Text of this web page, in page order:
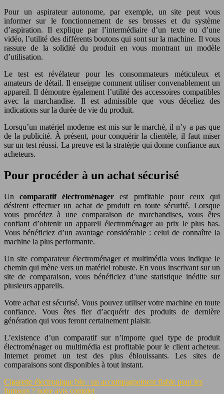
Pour un aspirateur autonome, par exemple, un site peut vous
informer sur le fonctionnement de ses brosses et du système
d’aspiration. Il explique par l’intermédiaire d’un texte ou d’une
vidéo, l’utilité des différents boutons qui sont sur la machine. Il vous
rassure de la solidité du produit en vous montrant un modèle
d’utilisation.
Le test est révélateur pour les consommateurs méticuleux et
amateurs de détail. Il enseigne comment utiliser convenablement un
appareil. Il démontre également l’utilité des accessoires compatibles
avec la marchandise. Il est admissible que vous déceliez des
indications sur la durée de vie du produit.
Lorsqu’un matériel moderne est mis sur le marché, il n’y a pas que
de la publicité. À présent, pour conquérir la clientèle, il faut miser
sur un test réussi. La preuve est la stratégie qui donne confiance aux
acheteurs.
Pour procéder à un achat sécurisé
Uncomparatif électroménager est profitable pour ceux qui
désirent effectuer un achat de produit en toute sécurité. Lorsque
vous procédez à une comparaison de marchandises, vous êtes
confiant d’obtenir un appareil électroménager au prix le plus bas.
Vous bénéficiez d’un avantage considérable : celui de connaître la
machine la plus performante.
Un site comparateur électroménager et multimédia vous indique le
chemin qui mène vers un matériel robuste. En vous inscrivant sur un
site de comparaison, vous bénéficiez d’une statistique inédite sur
plusieurs appareils.
Votre achat est sécurisé. Vous pouvez utiliser votre machine en toute
confiance. Vous êtes fier d’acquérir des produits de dernière
génération qui vous feront certainement plaisir.
L’existence d’un comparatif sur n’importe quel type de produit
électroménager ou multimédia est profitable pour le client acheteur.
Internet promet un test des plus éblouissants. Les sites de
comparaisons sont disponibles à tout instant.
Cigarette électronique blu : un accompagnement fiable pour les
fumeurs ? notre avis complet